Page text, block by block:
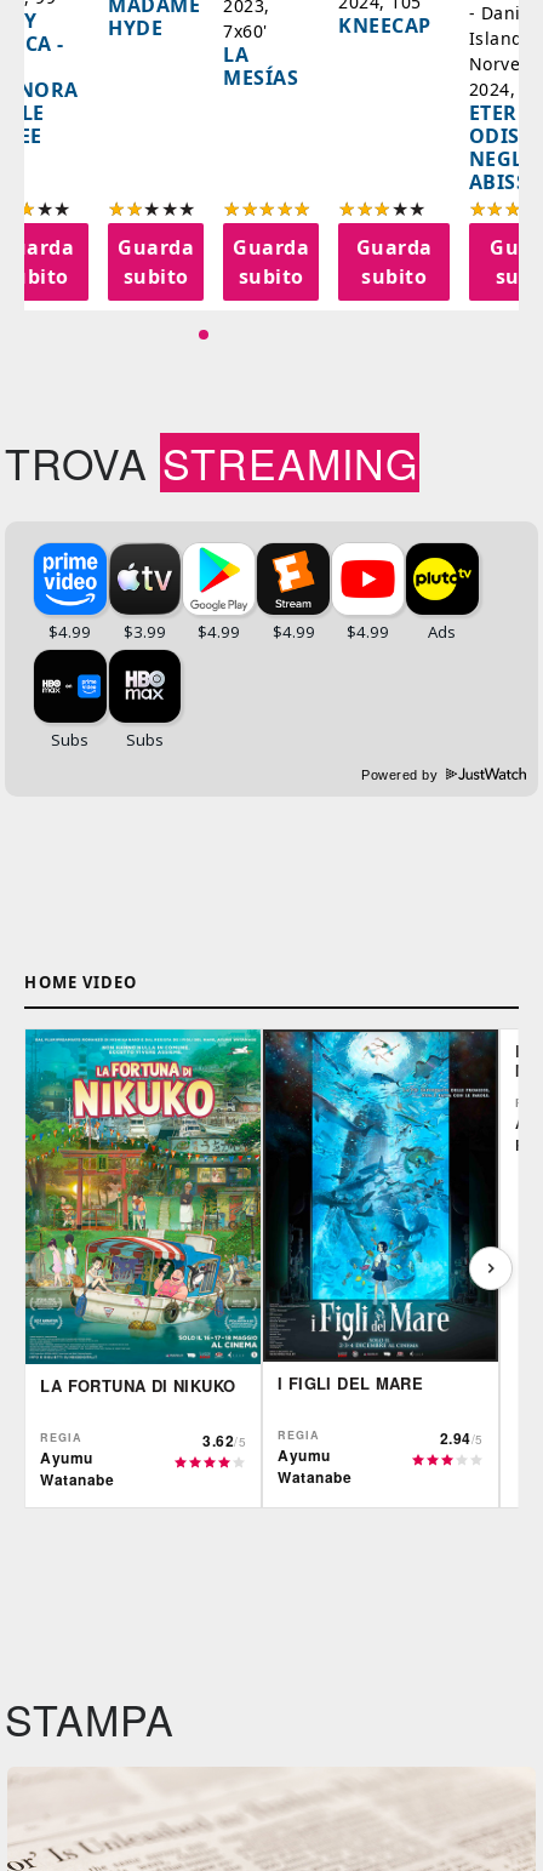
-
subito
HYDE
Guarda
subito
2023,
7x60'
LA
MESÍAS
Guarda
subito
KNEECAP
Guarda
subito
-
Islanda,
2024,
NEGLI
ABISSI
TROVA STREAMING
Powered by
HOME VIDEO
LA FORTUNA DI NIKUKO
REGIA
Ayumu
Watanabe
3.62/5
I FIGLI DEL MARE
REGIA
Ayumu
Watanabe
2.94/5
LE
STAMPA